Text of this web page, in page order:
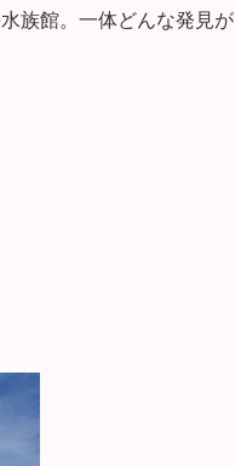
族館。一体どんな発見が